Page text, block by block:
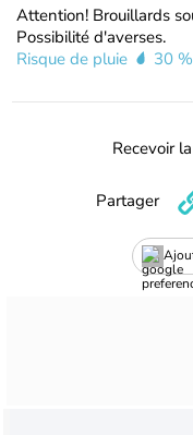
Attention! Brouillards
Possibilité d'averses.
Risque de pluie
30 %
Recevoir
Partager